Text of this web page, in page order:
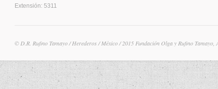
Extensión: 5311
© D.R. Rufino Tamayo / Herederos / México / 2015 Fundación Olga y Rufino Tamayo,